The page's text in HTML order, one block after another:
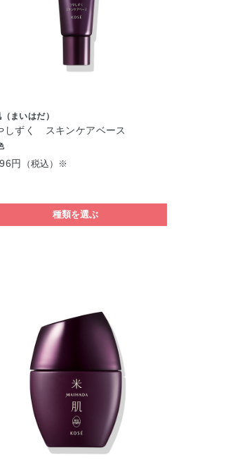
まいはだ）
しずく スキンケアベース
円 （税込）※
種類を選ぶ